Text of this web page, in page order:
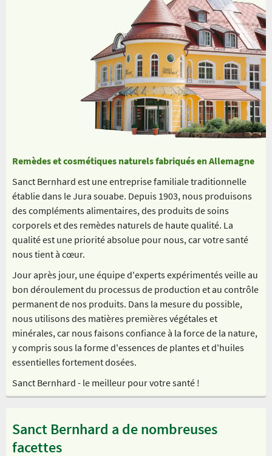
Remèdes et cosmétiques naturels fabriqués en Allemagne
Sanct Bernhard est une entreprise familiale traditionnelle
établie dans le Jura souabe. Depuis 1903, nous produisons
des compléments alimentaires, des produits de soins
corporels et des remèdes naturels de haute qualité. La
qualité est une priorité absolue pour nous, car votre santé
nous tient à cœur.
Jour après jour, une équipe d'experts expérimentés veille au
bon déroulement du processus de production et au contrôle
permanent de nos produits. Dans la mesure du possible,
nous utilisons des matières premières végétales et
minérales, car nous faisons confiance à la force de la nature,
y compris sous la forme d'essences de plantes et d'huiles
essentielles fortement dosées.
Sanct Bernhard - le meilleur pour votre santé !
Sanct Bernhard a de nombreuses
facettes